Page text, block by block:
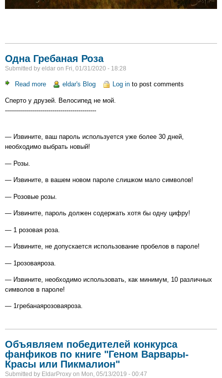
Одна Гребаная Роза
Submitted by eldar on Fri, 01/31/2020 - 18:28
Read more about
Гребаная
Роза
eldar's Blog Log into post comments
Сперто у друзей. Велосипед не мой.
----------------------------------------------
— Извините, ваш пароль используется уже более 30 дней,
необходимо выбрать новый!
— Розы.
— Извините, в вашем новом пароле слишком мало символов!
— Розовые розы.
— Извините, пароль должен содержать хотя бы одну цифру!
— 1 розовая роза.
— Извините, не допускается использование пробелов в пароле!
— 1розоваяроза.
— Извините, необходимо использовать, как минимум, 10 различных
символов в пароле!
— 1гребанаярозоваяроза.
Объявляем победителей конкурса
фанфиков по книге "Геном Варвары-
Красы или Пикмалион"
Submitted by EldarProxy on Mon, 05/13/2019 - 00:47